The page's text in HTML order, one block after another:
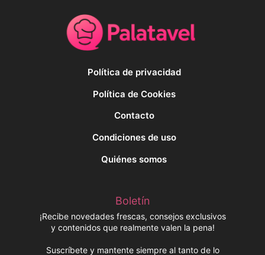
Política de privacidad
Política de Cookies
Contacto
Condiciones de uso
Quiénes somos
Boletín
¡Recibe novedades frescas, consejos exclusivos
y contenidos que realmente valen la pena!
Suscríbete y mantente siempre al tanto de lo